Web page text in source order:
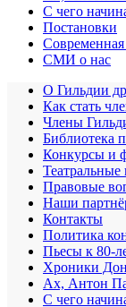
С чего
Постановки
СМИ о нас
О Гильдии
Как стать
Члены
Библиотека
Конкурсы и
Театральные
Правовые
Наши
Контакты
Политика
Пьесы к 80-
Хроники
Ах, Антон
С чего